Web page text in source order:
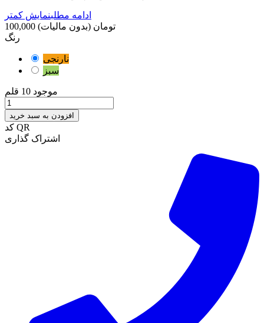
ادامه مطلبنمایش کمتر
100,000 تومان (بدون مالیات)
رنگ
نارنجی
سبز
موجود 10 قلم
افزودن به سبد خرید
کد QR
اشتراک گذاری